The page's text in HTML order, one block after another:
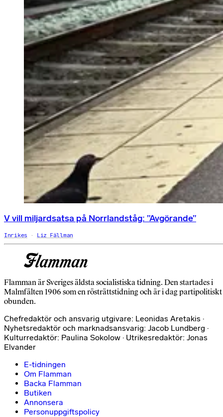
V vill miljardsatsa på Norrlandståg: ”Avgörande”
Inrikes Liz Fällman
Flamman är Sveriges äldsta socialistiska tidning. Den startades i
Malmfälten 1906 som en rösträttstidning och är i dag partipolitiskt
obunden.
Chefredaktör och ansvarig utgivare: Leonidas Aretakis ·
Nyhetsredaktör och marknadsansvarig: Jacob Lundberg ·
Kulturredaktör: Paulina Sokolow · Utrikesredaktör: Jonas
Elvander
E-tidningen
Om Flamman
Backa Flamman
Butiken
Annonsera
Personuppgiftspolicy